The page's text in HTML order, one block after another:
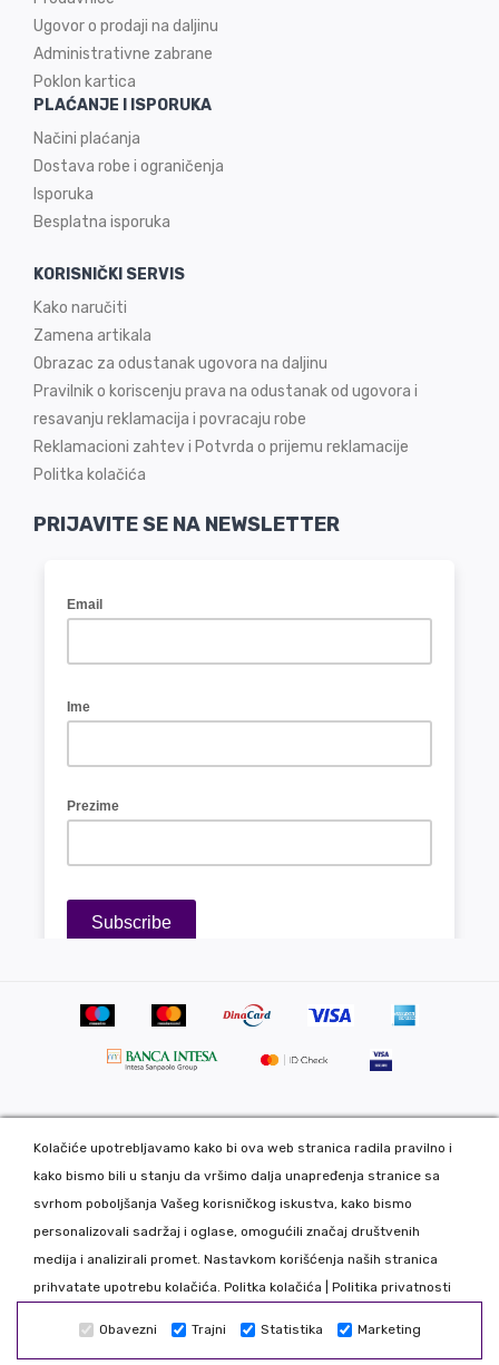
Kolačiće upotrebljavamo kako bi ova web stranica radila pravilno i
kako bismo bili u stanju da vršimo dalja unapređenja stranice sa
svrhom poboljšanja Vašeg korisničkog iskustva, kako bismo
personalizovali sadržaj i oglase, omogućili značaj društvenih
medija i analizirali promet. Nastavkom korišćenja naših stranica
prihvatate upotrebu kolačića. Politka kolačića Politika privatnosti
Obavezni Trajni Statistika Marketing
Ugovor o prodaji na daljinu
Administrativne zabrane
Poklon kartica
PLAĆANJE I ISPORUKA
Načini plaćanja
Dostava robe i ograničenja
Isporuka
Besplatna isporuka
KORISNIČKI SERVIS
Kako naručiti
Zamena artikala
Obrazac za odustanak ugovora na daljinu
Pravilnik o koriscenju prava na odustanak od ugovora i
resavanju reklamacija i povracaju robe
Reklamacioni zahtev i Potvrda o prijemu reklamacije
Politka kolačića
PRIJAVITE SE NA NEWSLETTER
Copyright 2020 DekorDom Group DOO. All Rights Reserved. Web
development: CMS by Global Webmasters -
Izrada internet prodavnice iSEOby www.wbsdigital.com
Sve podatke koje unosite na našoj online prodavnici koristimo
isključivo u našoj kompaniji tako da možete biti bezbedni da Vaše
podatke nećemo davati trećim licima. Nastojimo da što realnije